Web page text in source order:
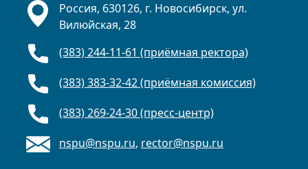
Россия, 630126, г. Новосибирск, ул.
Вилюйская, 28
(383) 244-11-61 (приёмная ректора)
(383) 383-32-42 (приёмная комиссия)
(383) 269-24-30 (пресс-центр)
nspu@nspu.ru, rector@nspu.ru